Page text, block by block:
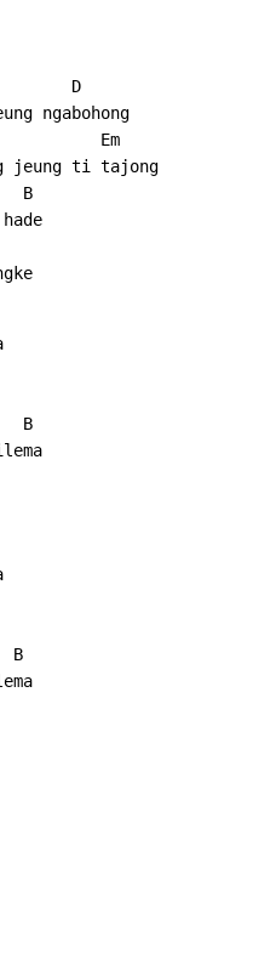
D
ngabohong
Em
jeung ti tajong
B
B
B